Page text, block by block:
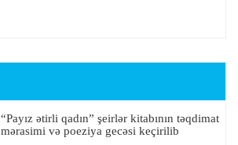
“Payız ətirli qadın” şeirlər kitabının təqdimat
mərasimi və poeziya gecəsi keçirilib